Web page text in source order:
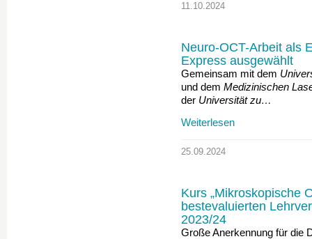
11.10.2024
Neuro-OCT-Arbeit als
Express ausgewählt
Gemeinsam mit dem
und dem Medizinischen
der Universität zu…
Weiterlesen
25.09.2024
Kurs „Mikroskopische
bestevaluierten
2023/24
Große Anerkennung für die